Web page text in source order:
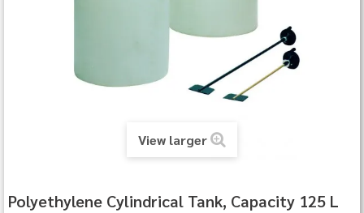
View larger
Polyethylene Cylindrical Tank, Capacity 125 L